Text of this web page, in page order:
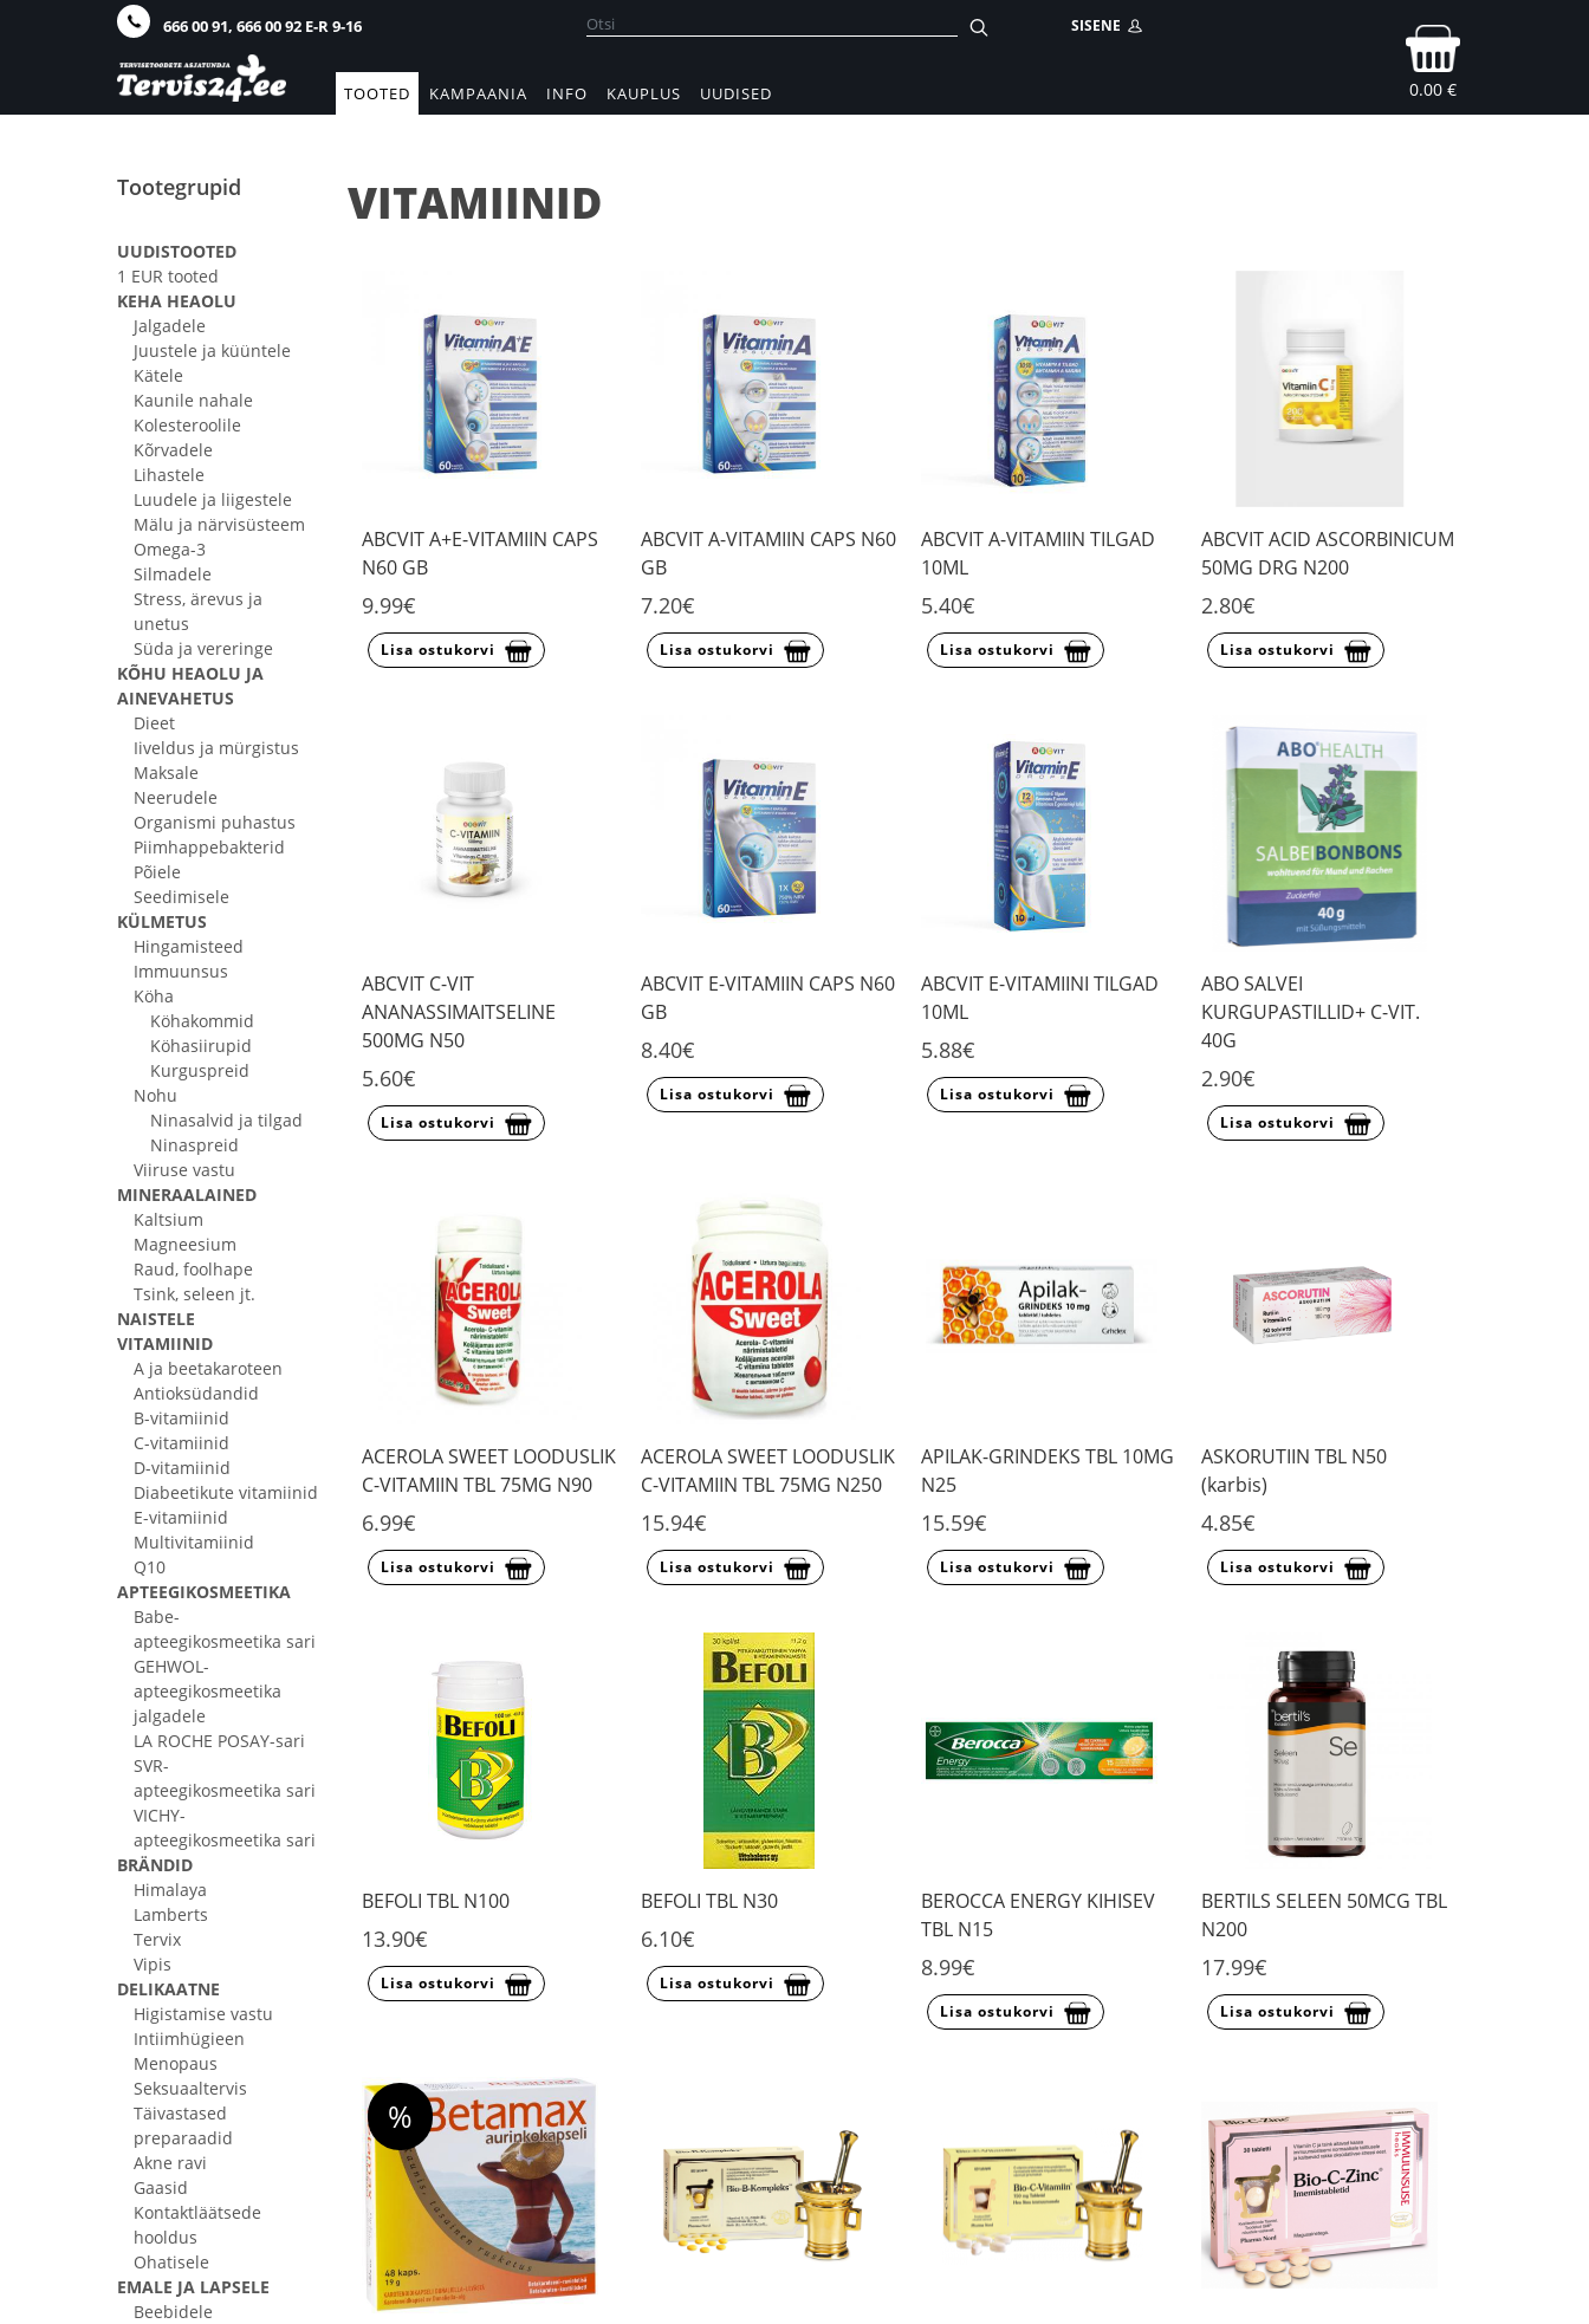
666 00 91, 666 00 92 E-R 9-16 SISENE
TOOTED KAMPAANIA INFO KAUPLUS UUDISED 0.00 €
Tootegrupid
UUDISTOOTED
1 EUR tooted
KEHA HEAOLU
Jalgadele
Juustele ja küüntele
Kätele
Kaunile nahale
Kolesteroolile
Kõrvadele
Lihastele
Luudele ja liigestele
Mälu ja närvisüsteem
Omega-3
Silmadele
Stress, ärevus ja
unetus
Süda ja vereringe
KÕHU HEAOLU JA
AINEVAHETUS
Dieet
Iiveldus ja mürgistus
Maksale
Neerudele
Organismi puhastus
Piimhappebakterid
Põiele
Seedimisele
KÜLMETUS
Hingamisteed
Immuunsus
Köha
Köhakommid
Köhasiirupid
Kurguspreid
Nohu
Ninasalvid ja tilgad
Ninaspreid
Viiruse vastu
MINERAALAINED
Kaltsium
Magneesium
Raud, foolhape
Tsink, seleen jt.
NAISTELE
VITAMIINID
A ja beetakaroteen
Antioksüdandid
B-vitamiinid
C-vitamiinid
D-vitamiinid
Diabeetikute vitamiinid
E-vitamiinid
Multivitamiinid
Q10
APTEEGIKOSMEETIKA
Babe-
apteegikosmeetika sari
GEHWOL-
apteegikosmeetika
jalgadele
LA ROCHE POSAY-sari
SVR-
apteegikosmeetika sari
VICHY-
apteegikosmeetika sari
BRÄNDID
Himalaya
Lamberts
Tervix
Vipis
DELIKAATNE
Higistamise vastu
Intiimhügieen
Menopaus
Seksuaaltervis
Täivastased
preparaadid
Akne ravi
Gaasid
Kontaktläätsede
hooldus
Ohatisele
EMALE JA LAPSELE
Beebidele
VITAMIINID
ABCVIT A+E-VITAMIIN CAPS
N60 GB
9.99€
Lisa ostukorvi
ABCVIT A-VITAMIIN CAPS N60
GB
7.20€
Lisa ostukorvi
ABCVIT A-VITAMIIN TILGAD
10ML
5.40€
Lisa ostukorvi
ABCVIT ACID ASCORBINICUM
50MG DRG N200
2.80€
Lisa ostukorvi
ABCVIT C-VIT
ANANASSIMAITSELINE
500MG N50
5.60€
Lisa ostukorvi
ABCVIT E-VITAMIIN CAPS N60
GB
8.40€
Lisa ostukorvi
ABCVIT E-VITAMIINI TILGAD
10ML
5.88€
Lisa ostukorvi
ABO SALVEI
KURGUPASTILLID+ C-VIT.
40G
2.90€
Lisa ostukorvi
ACEROLA SWEET LOODUSLIK
C-VITAMIIN TBL 75MG N90
6.99€
Lisa ostukorvi
ACEROLA SWEET LOODUSLIK
C-VITAMIIN TBL 75MG N250
15.94€
Lisa ostukorvi
APILAK-GRINDEKS TBL 10MG
N25
15.59€
Lisa ostukorvi
ASKORUTIIN TBL N50
(karbis)
4.85€
Lisa ostukorvi
BEFOLI TBL N100
13.90€
Lisa ostukorvi
BEFOLI TBL N30
6.10€
Lisa ostukorvi
BEROCCA ENERGY KIHISEV
TBL N15
8.99€
Lisa ostukorvi
BERTILS SELEEN 50MCG TBL
N200
17.99€
Lisa ostukorvi
%